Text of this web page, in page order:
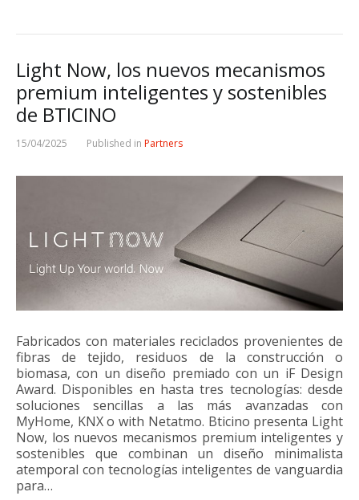
Light Now, los nuevos mecanismos
premium inteligentes y sostenibles
de BTICINO
15/04/2025 Published in Partners
Fabricados con materiales reciclados provenientes de
fibras de tejido, residuos de la construcción o
biomasa, con un diseño premiado con un iF Design
Award. Disponibles en hasta tres tecnologías: desde
soluciones sencillas a las más avanzadas con
MyHome, KNX o with Netatmo. Bticino presenta Light
Now, los nuevos mecanismos premium inteligentes y
sostenibles que combinan un diseño minimalista
atemporal con tecnologías inteligentes de vanguardia
para…